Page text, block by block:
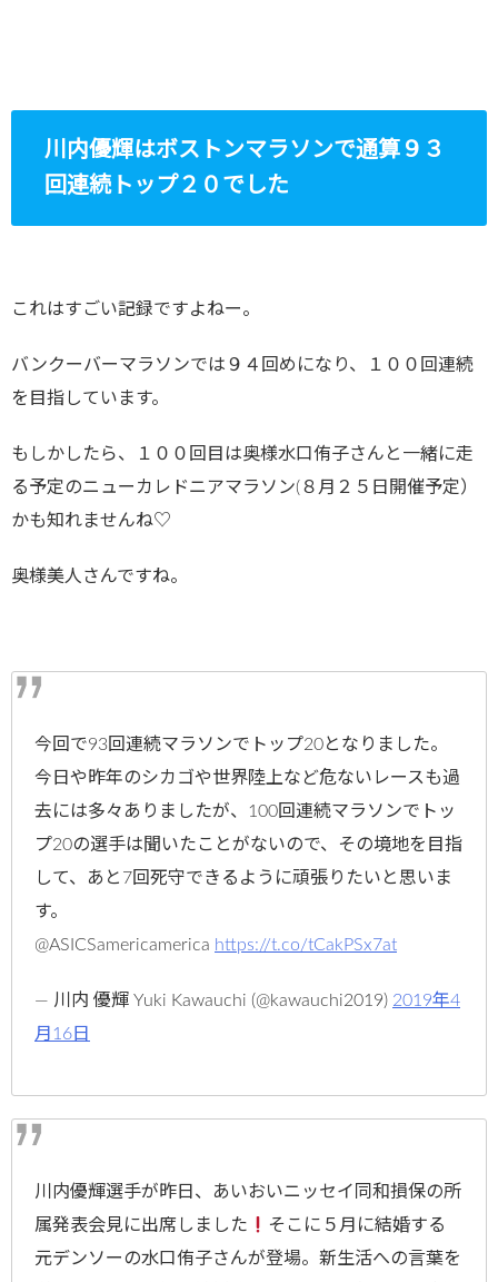
川内優輝はボストンマラソンで通算９３
回連続トップ２０でした
これはすごい記録ですよねー。
バンクーバーマラソンでは９４回めになり、１００回連続
を目指しています。
もしかしたら、１００回目は奥様水口侑子さんと一緒に走
る予定のニューカレドニアマラソン(８月２５日開催予定）
かも知れませんね♡
奥様美人さんですね。
今回で93回連続マラソンでトップ20となりました。
今日や昨年のシカゴや世界陸上など危ないレースも過
去には多々ありましたが、100回連続マラソンでトッ
プ20の選手は聞いたことがないので、その境地を目指
して、あと7回死守できるように頑張りたいと思いま
す。
@ASICSamericamerica https://t.co/tCakPSx7at
— 川内 優輝 Yuki Kawauchi (@kawauchi2019) 2019年4
月16日
川内優輝選手が昨日、あいおいニッセイ同和損保の所
属発表会見に出席しました
そこに５月に結婚する
元デンソーの水口侑子さんが登場。新生活への言葉を